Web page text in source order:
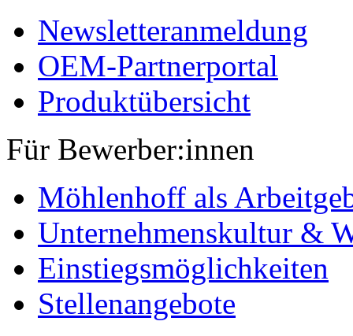
Newsletteranmeldung
OEM-Partnerportal
Produktübersicht
Für Bewerber:innen
Möhlenhoff als
Unternehmenskultur &
Einstiegsmöglichkeiten
Stellenangebote